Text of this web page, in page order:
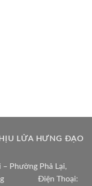
LỬA HƯNG ĐẠO
– Phường Phả Lại,
Điện Thoại: